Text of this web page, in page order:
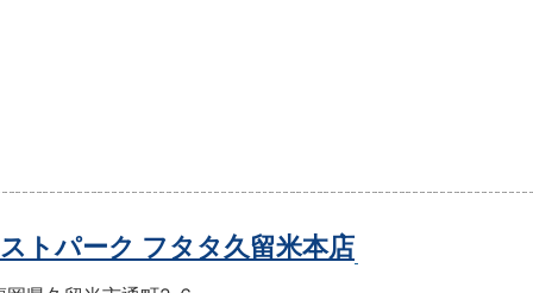
ストパーク フタタ久留米本店